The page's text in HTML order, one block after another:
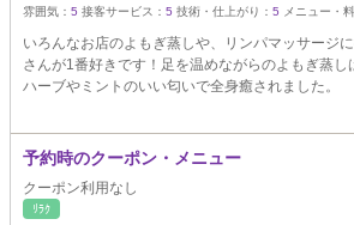
雰囲気： 5 接客サービス： 5 技術・仕上がり： 5 メニュー・
いろんなお店のよもぎ蒸しや、リンパマッサージ
さんが1番好きです！足を温めながらのよもぎ蒸し
ハーブやミントのいい匂いで全身癒されました。
予約時のクーポン・メニュー
クーポン利用なし
ﾘﾗｸ